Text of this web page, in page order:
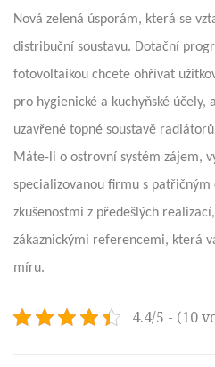
Nová zelená úsporám, která se
distribuční soustavu. Dotační
fotovoltaikou chcete ohřívat
pro hygienické a kuchyňské účely,
uzavřené topné soustavě
Máte-li o ostrovní systém zájem,
specializovanou firmu s
zkušenostmi z předešlých
zákaznickými referencemi, která
míru.
4.4/5 - (10